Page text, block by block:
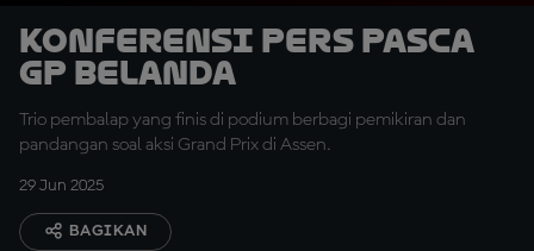
Konferensi Pers Pasca
GP Belanda
Trio pembalap yang finis di podium berbagi pemikiran dan
pandangan soal aksi Grand Prix di Assen.
29 Jun 2025
BAGIKAN